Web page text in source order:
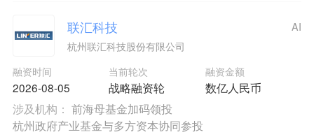
联汇科技
杭州联汇科技股份有限公司
融资时间
2026-08-05
当前轮次
战略融资轮
融资金额
数亿人民币
AI
涉及机构： 前海母基金加码领投
杭州政府产业基金与多方资本协同参投